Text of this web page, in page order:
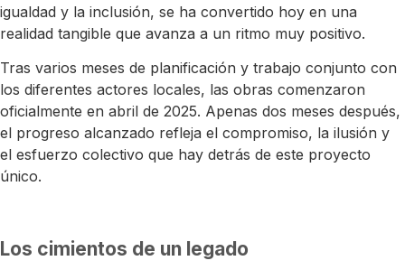
igualdad y la inclusión, se ha convertido hoy en una
realidad tangible que avanza a un ritmo muy positivo.
Tras varios meses de planificación y trabajo conjunto con
los diferentes actores locales, las obras comenzaron
oficialmente en abril de 2025. Apenas dos meses después,
el progreso alcanzado refleja el compromiso, la ilusión y
el esfuerzo colectivo que hay detrás de este proyecto
único.
Los cimientos de un legado